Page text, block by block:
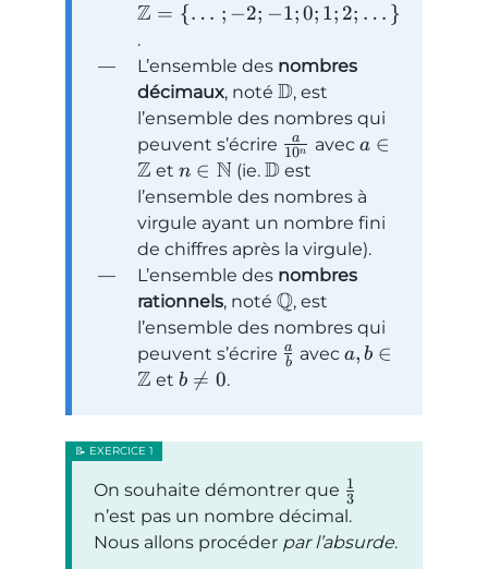
Z = {… ; −2; −1;0; 1; 2; … }
.
L’ensemble des nombres
décimaux, noté D, est
l’ensemble des nombres qui
peuvent s’écrire 10n
a avec a ∈
Z et n ∈ N(ie. D est
l’ensemble des nombres à
virgule ayant un nombre fini
de chiffres après la virgule).
L’ensemble des nombres
rationnels, noté Q, est
l’ensemble des nombres qui
peuvent s’écrire
b
a avec a, b ∈
Z et b 
= 0.
On souhaite démontrer que 3
1
n’est pas un nombre décimal.
Nous allons procéder par l’absurde.